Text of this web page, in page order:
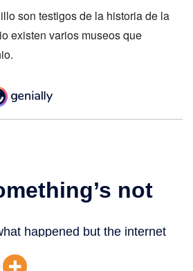
son testigos de la historia de la
existen varios museos que